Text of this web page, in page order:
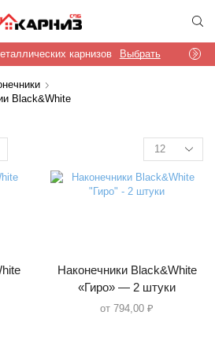
карнизов Выбрать
Black&White
Products
per
page
Наконечники Black&White
«Гиро» — 2 штуки
от 794,00 ₽